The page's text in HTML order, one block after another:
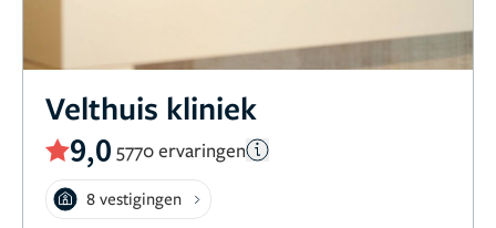
Velthuis kliniek
9,0 5770 ervaringen
8 vestigingen